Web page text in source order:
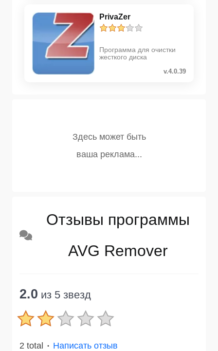
PrivaZer
Программа для очистки
жесткого диска
v.4.0.39
Отзывы программы
AVG Remover
2.0 из 5 звезд
2 total ● Написать отзыв